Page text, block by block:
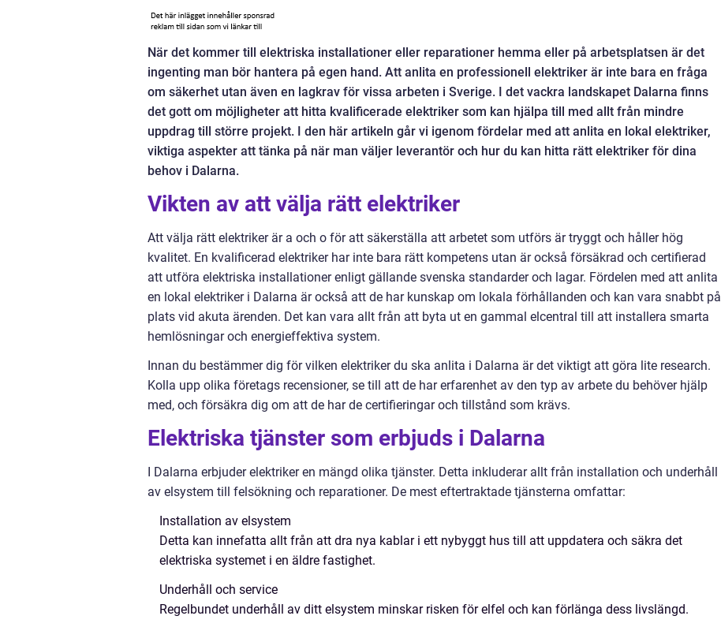
När det kommer till elektriska installationer eller reparationer hemma eller på arbetsplatsen är det
ingenting man bör hantera på egen hand. Att anlita en professionell elektriker är inte bara en fråga
om säkerhet utan även en lagkrav för vissa arbeten i Sverige. I det vackra landskapet Dalarna finns
det gott om möjligheter att hitta kvalificerade elektriker som kan hjälpa till med allt från mindre
uppdrag till större projekt. I den här artikeln går vi igenom fördelar med att anlita en lokal elektriker,
viktiga aspekter att tänka på när man väljer leverantör och hur du kan hitta rätt elektriker för dina
behov i Dalarna.
Vikten av att välja rätt elektriker
Att välja rätt elektriker är a och o för att säkerställa att arbetet som utförs är tryggt och håller hög
kvalitet. En kvalificerad elektriker har inte bara rätt kompetens utan är också försäkrad och certifierad
att utföra elektriska installationer enligt gällande svenska standarder och lagar. Fördelen med att anlita
en lokal elektriker i Dalarna är också att de har kunskap om lokala förhållanden och kan vara snabbt på
plats vid akuta ärenden. Det kan vara allt från att byta ut en gammal elcentral till att installera smarta
hemlösningar och energieffektiva system.
Innan du bestämmer dig för vilken elektriker du ska anlita i Dalarna är det viktigt att göra lite research.
Kolla upp olika företags recensioner, se till att de har erfarenhet av den typ av arbete du behöver hjälp
med, och försäkra dig om att de har de certifieringar och tillstånd som krävs.
Elektriska tjänster som erbjuds i Dalarna
I Dalarna erbjuder elektriker en mängd olika tjänster. Detta inkluderar allt från installation och underhåll
av elsystem till felsökning och reparationer. De mest eftertraktade tjänsterna omfattar:
Installation av elsystem
Detta kan innefatta allt från att dra nya kablar i ett nybyggt hus till att uppdatera och säkra det
elektriska systemet i en äldre fastighet.
Underhåll och service
Regelbundet underhåll av ditt elsystem minskar risken för elfel och kan förlänga dess livslängd.